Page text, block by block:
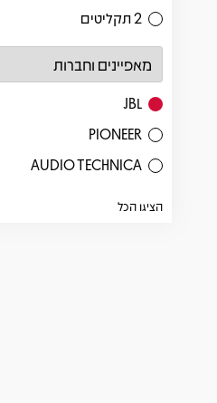
2 תקליטים
JBL
PIONEER
AUDIO TECHNICA
הציגו הכל